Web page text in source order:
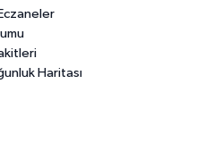
Haritası